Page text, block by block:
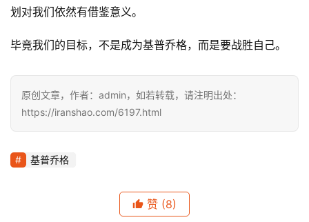
划对我们依然有借鉴意义。
毕竟我们的目标，不是成为基普乔格，而是要战胜自己。
原创文章，作者：admin，如若转载，请注明出处：
https://iranshao.com/6197.html
基普乔格
赞 (8)